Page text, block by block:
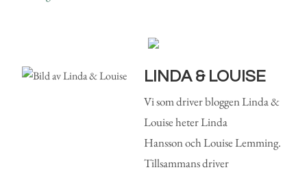
LINDA & LOUISE
Vi som driver bloggen Linda &
Louise heter Linda
Hansson och Louise Lemming.
Tillsammans driver